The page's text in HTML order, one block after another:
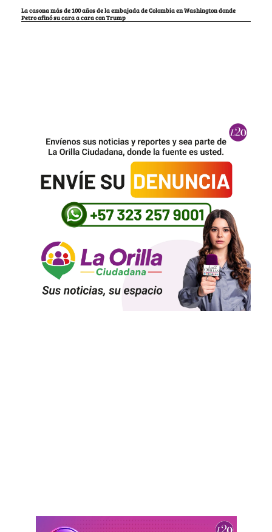
La casona más de 100 años de la embajada de Colombia en Washington donde
Petro afinó su cara a cara con Trump